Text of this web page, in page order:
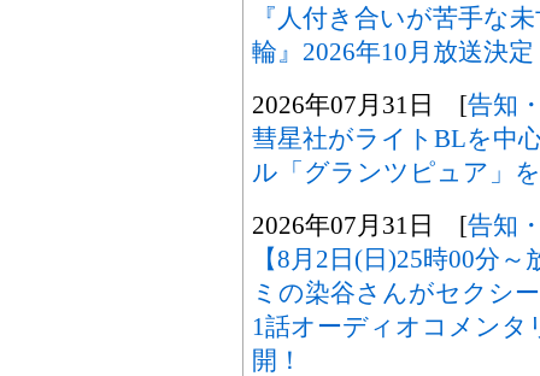
『人付き合いが苦手な
輪』2026年10月放送決定
2026年07月31日 [告知
彗星社がライトBLを中
ル「グランツピュア」
2026年07月31日 [告知
【8月2日(日)25時00分
ミの染谷さんがセクシ
1話オーディオコメン
開！